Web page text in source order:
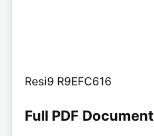
Resi9 R9EFC616
Full PDF Document